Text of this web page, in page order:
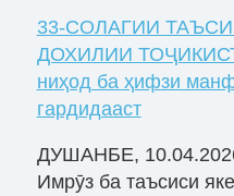
33-СОЛАГИИ
ДОХИЛИИ
ниҳод ба ҳифзи
гардидааст
ДУШАНБЕ,
Имрӯз ба таъсиси